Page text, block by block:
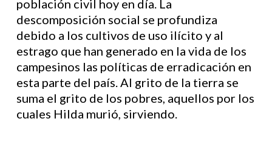
población civil hoy en día. La
descomposición social se profundiza
debido a los cultivos de uso ilícito y al
estrago que han generado en la vida de los
campesinos las políticas de erradicación en
esta parte del país. Al grito de la tierra se
suma el grito de los pobres, aquellos por los
cuales Hilda murió, sirviendo.